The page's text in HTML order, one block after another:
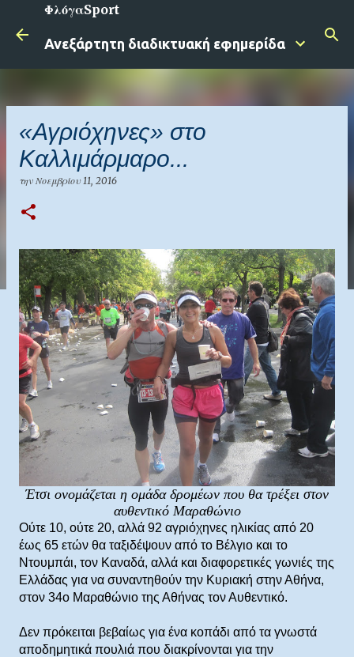
Μετάβαση στο κύριο περιεχόμενο
ΦλόγαSport
Ανεξάρτητη διαδικτυακή εφημερίδα
«Αγριόχηνες» στο
Καλλιμάρμαρο...
την Νοεμβρίου 11, 2016
Έτσι ονομάζεται η ομάδα δρομέων που θα τρέξει στον
αυθεντικό Μαραθώνιο
Ούτε 10, ούτε 20, αλλά 92 αγριόχηνες ηλικίας από 20
έως 65 ετών θα ταξιδέψουν από το Βέλγιο και το
Ντουμπάι, τον Καναδά, αλλά και διαφορετικές γωνιές της
Ελλάδας για να συναντηθούν την Κυριακή στην Αθήνα,
στον 34ο Μαραθώνιο της Αθήνας τον Αυθεντικό.
Δεν πρόκειται βεβαίως για ένα κοπάδι από τα γνωστά
αποδημητικά πουλιά που διακρίνονται για την